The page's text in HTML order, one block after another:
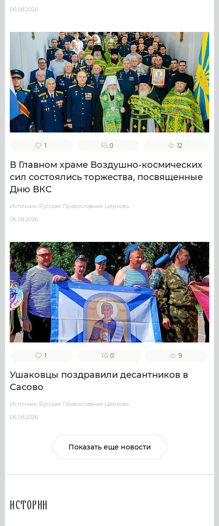
06.08.2026
1 0 12
В Главном храме Воздушно-космических
сил состоялись торжества, посвященные
Дню ВКС
Источник: Русская Православная Церковь
06.08.2026
1 0 9
Ушаковцы поздравили десантников в
Сасово
Источник: Русская Православная Церковь
06.08.2026
Показать еще новости
Истории